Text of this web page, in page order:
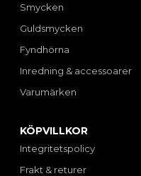
Smycken
Guldsmycken
Fyndhörna
Inredning & accessoarer
Varumärken
KÖPVILLKOR
Integritetspolicy
Frakt & returer